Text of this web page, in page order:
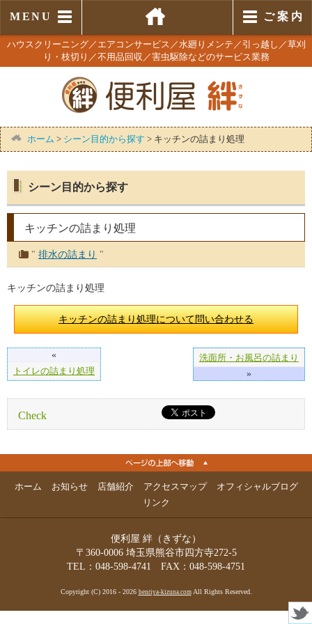
MENU ご 案 内
ハウスクリーニング／エアコンサービス／水廻りメンテ／引っ越し／草刈
り・枝切り／不用品回収／害虫駆除などのサービス業務
ホーム > シーン目的から探す > キッチンの詰まり処理
シーン目的から探す
キッチンの詰まり処理
" 排水の詰まり "
キッチンの詰まり処理
キッチンの詰まり処理について問い合わせる
«
トイレの詰まり処理
洗面所・お風呂の詰まり
»
Check
ホーム お知らせ 店舗紹介 アクセスマップ
オフィシャルブログ
リンク
便利屋 絆（きずな）
〒360-0006 埼玉県熊谷市四方寺272-5
TEL：048-598-4741 FAX：048-598-4751
Copyright (C) 2016 - 2026 benriya-kizuna.comAll Rights Reserved.